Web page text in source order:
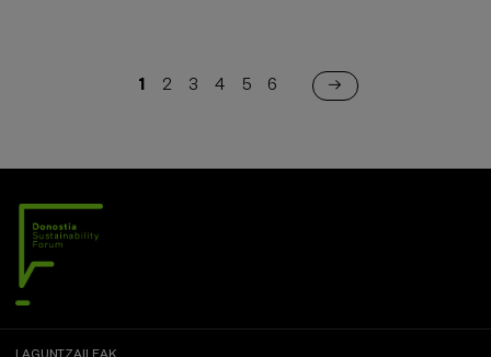
Pagination
Uneko
1 Orria
2 Orria
3 Orria
4 Orria
5 Orria
6
LAGUNTZAILEAK